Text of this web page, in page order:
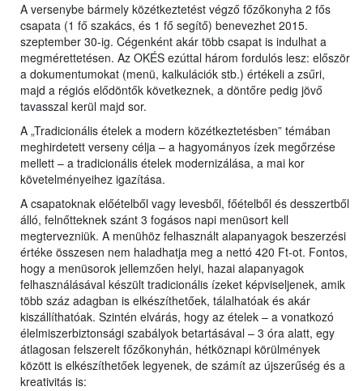
A versenybe bármely közétkeztetést végző főzőkonyha 2 fős
csapata (1 fő szakács, és 1 fő segítő) benevezhet 2015.
szeptember 30-ig. Cégenként akár több csapat is indulhat a
megmérettetésen. Az OKÉS ezúttal három fordulós lesz: először
a dokumentumokat (menü, kalkulációk stb.) értékeli a zsűri,
majd a régiós elődöntők következnek, a döntőre pedig jövő
tavasszal kerül majd sor.
A „Tradicionális ételek a modern közétkeztetésben” témában
meghirdetett verseny célja – a hagyományos ízek megőrzése
mellett – a tradicionális ételek modernizálása, a mai kor
követelményeihez igazítása.
A csapatoknak előételből vagy levesből, főételből és desszertből
álló, felnőtteknek szánt 3 fogásos napi menüsort kell
megtervezniük. A menühöz felhasznált alapanyagok beszerzési
értéke összesen nem haladhatja meg a nettó 420 Ft-ot. Fontos,
hogy a menüsorok jellemzően helyi, hazai alapanyagok
felhasználásával készült tradicionális ízeket képviseljenek, amik
több száz adagban is elkészíthetőek, tálalhatóak és akár
kiszállíthatóak. Szintén elvárás, hogy az ételek – a vonatkozó
élelmiszerbiztonsági szabályok betartásával – 3 óra alatt, egy
átlagosan felszerelt főzőkonyhán, hétköznapi körülmények
között is elkészíthetőek legyenek, de számít az újszerűség és a
kreativitás is: